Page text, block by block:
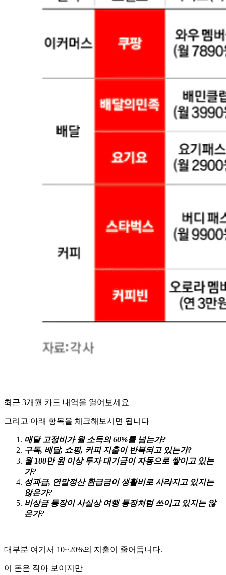
최근 3개월 카드 내역을 열어보세요
그리고 아래 항목을 체크해보시면 됩니다
매달 고정비가 월 소득의 60%를 넘는가?
구독, 배달, 쇼핑, 커피 지출이 반복되고 있는가?
월 100만 원 이상 투자 대기금이 자동으로 쌓이고 있는
가?
성과급, 연말정산 환급금이 생활비로 사라지고 있지는
않은가?
비상금 통장이 사실상 여행 통장처럼 쓰이고 있지는 않
은가?
대부분 여기서 10~20%의 지출이 줄어듭니다.
이 돈은 작아 보이지만